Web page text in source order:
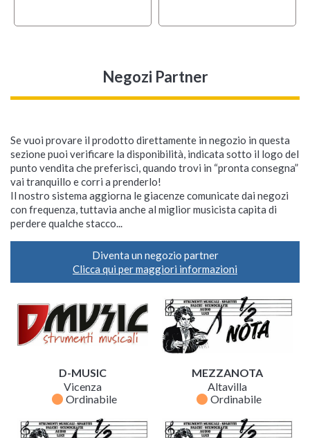
Negozi Partner
Se vuoi provare il prodotto direttamente in negozio in questa
sezione puoi verificare la disponibilità, indicata sotto il logo del
punto vendita che preferisci, quando trovi in “pronta consegna”
vai tranquillo e corri a prenderlo!
Il nostro sistema aggiorna le giacenze comunicate dai negozi
con frequenza, tuttavia anche al miglior musicista capita di
perdere qualche stacco...
Diventa un negozio partner
Clicca qui per maggiori informazioni
D-MUSIC
Vicenza
fiber_manual_record Ordinabile
MEZZANOTA
Altavilla
fiber_manual_record Ordinabile